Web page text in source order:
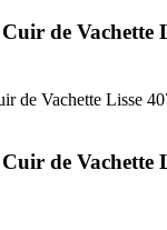
de Vachette
de Vachette